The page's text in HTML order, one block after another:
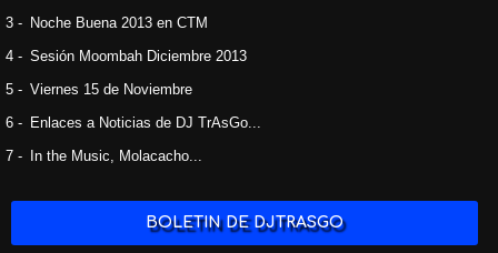
3 - Noche Buena 2013 en CTM
4 - Sesión Moombah Diciembre 2013
5 - Viernes 15 de Noviembre
6 - Enlaces a Noticias de DJ TrAsGo...
7 -
In the Music, Molacacho...
BOLETIN DE DJTRASGO